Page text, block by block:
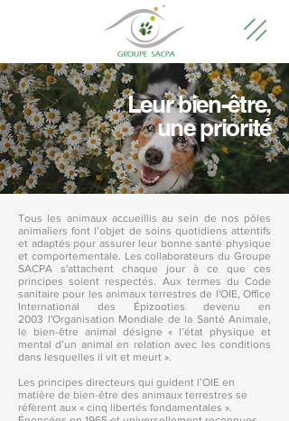
Leur bien-être,
une priorité
Tous les animaux accueillis au sein de nos pôles
animaliers font l’objet de soins quotidiens attentifs
et adaptés pour assurer leur bonne santé physique
et comportementale. Les collaborateurs du Groupe
SACPA s'attachent chaque jour à ce que ces
principes soient respectés. Aux termes du Code
sanitaire pour les animaux terrestres de l'OIE, Office
International des Épizooties devenu en
2003 l'Organisation Mondiale de la Santé Animale,
le bien-être animal désigne « l’état physique et
mental d’un animal en relation avec les conditions
dans lesquelles il vit et meurt ».
Les principes directeurs qui guident l’OIE en
matière de bien-être des animaux terrestres se
réfèrent aux « cinq libertés fondamentales ».